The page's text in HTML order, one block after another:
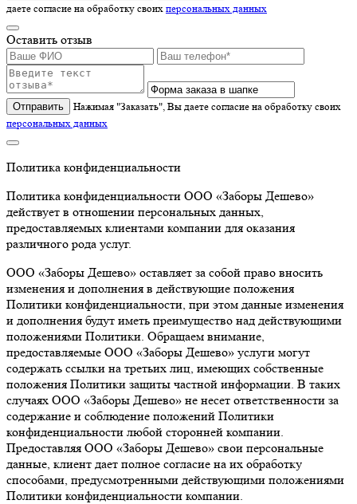
даете согласие на обработку своих персональных данных
Оставить отзыв
Отправить
Нажимая "Заказать", Вы даете согласие на обработку своих
персональных данных
Политика конфиденциальности
Политика конфиденциальности ООО «Заборы Дешево»
действует в отношении персональных данных,
предоставляемых клиентами компании для оказания
различного рода услуг.
ООО «Заборы Дешево» оставляет за собой право вносить
изменения и дополнения в действующие положения
Политики конфиденциальности, при этом данные изменения
и дополнения будут иметь преимущество над действующими
положениями Политики. Обращаем внимание,
предоставляемые ООО «Заборы Дешево» услуги могут
содержать ссылки на третьих лиц, имеющих собственные
положения Политики защиты частной информации. В таких
случаях ООО «Заборы Дешево» не несет ответственности за
содержание и соблюдение положений Политики
конфиденциальности любой сторонней компании.
Предоставляя ООО «Заборы Дешево» свои персональные
данные, клиент дает полное согласие на их обработку
способами, предусмотренными действующими положениями
Политики конфиденциальности компании.